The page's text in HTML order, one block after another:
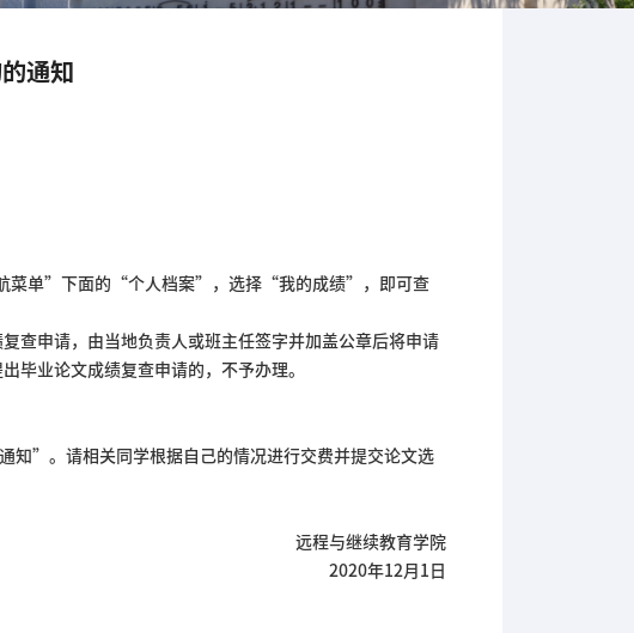
通知
航菜单”下面的“个人档案”，选择“我的成绩”，即可查
查申请，由当地负责人或班主任签字并加盖公章后将申请
毕业论文成绩复查申请的，不予办理。
知”。请相关同学根据自己的情况进行交费并提交论文选
远程与继续教育学院
2020年12月1日